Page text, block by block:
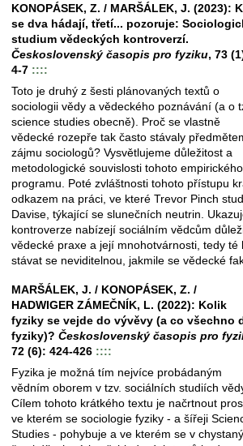
KONOPÁSEK, Z. / MARŠÁLEK, J. (2023):
se dva hádají, třetí... pozoruje:
studium vědeckých kontroverzí.
Československý časopis pro fyziku, 73
4-7 ::::
Toto je druhý z šesti plánovaných textů o
sociologii vědy a vědeckého poznávání (a o
science studies obecně). Proč se vlastně
vědecké rozepře tak často stávaly
zájmu sociologů? Vysvětlujeme důležitost a
metodologické souvislosti tohoto empirického
programu. Poté zvláštnosti tohoto přístupu
odkazem na práci, ve které Trevor Pinch
Davise, týkající se slunečních neutrin.
kontroverze nabízejí sociálním vědcům
vědecké praxe a její mnohotvárnosti, tedy té
stávat se neviditelnou, jakmile se vědecké
MARŠÁLEK, J. / KONOPÁSEK, Z. /
HADWIGER ZÁMEČNÍK, L. (2022): Kolik
fyziky se vejde do vývěvy (a co všechno
fyziky)? Československý časopis pro
72 (6): 424-426 ::::
Fyzika je možná tím nejvíce probádaným
vědním oborem v tzv. sociálních studiích
Cílem tohoto krátkého textu je načrtnout
ve kterém se sociologie fyziky - a šířeji
Studies - pohybuje a ve kterém se v